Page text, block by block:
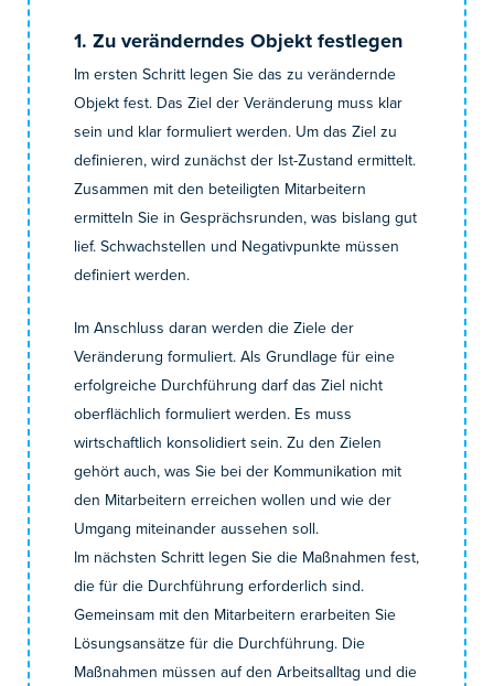
1. Zu veränderndes Objekt festlegen
Im ersten Schritt legen Sie das zu verändernde
Objekt fest. Das Ziel der Veränderung muss klar
sein und klar formuliert werden. Um das Ziel zu
definieren, wird zunächst der Ist-Zustand ermittelt.
Zusammen mit den beteiligten Mitarbeitern
ermitteln Sie in Gesprächsrunden, was bislang gut
lief. Schwachstellen und Negativpunkte müssen
definiert werden.
Im Anschluss daran werden die Ziele der
Veränderung formuliert. Als Grundlage für eine
erfolgreiche Durchführung darf das Ziel nicht
oberflächlich formuliert werden. Es muss
wirtschaftlich konsolidiert sein. Zu den Zielen
gehört auch, was Sie bei der Kommunikation mit
den Mitarbeitern erreichen wollen und wie der
Umgang miteinander aussehen soll.
Im nächsten Schritt legen Sie die Maßnahmen fest,
die für die Durchführung erforderlich sind.
Gemeinsam mit den Mitarbeitern erarbeiten Sie
Lösungsansätze für die Durchführung. Die
Maßnahmen müssen auf den Arbeitsalltag und die